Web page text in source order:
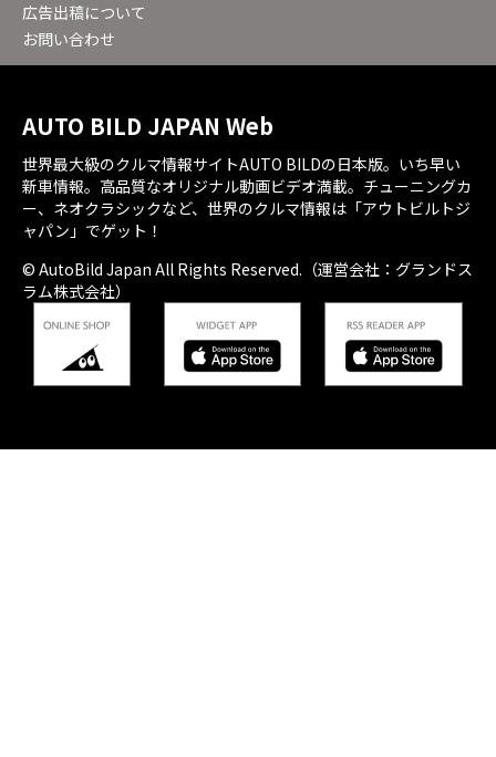
広告出稿について
お問い合わせ
AUTO BILD JAPAN Web
世界最大級のクルマ情報サイトAUTO BILDの日本版。いち早い
新車情報。高品質なオリジナル動画ビデオ満載。チューニングカ
ー、ネオクラシックなど、世界のクルマ情報は「アウトビルトジ
ャパン」でゲット！
© AutoBild Japan All Rights Reserved.（運営会社：グランドス
ラム株式会社）